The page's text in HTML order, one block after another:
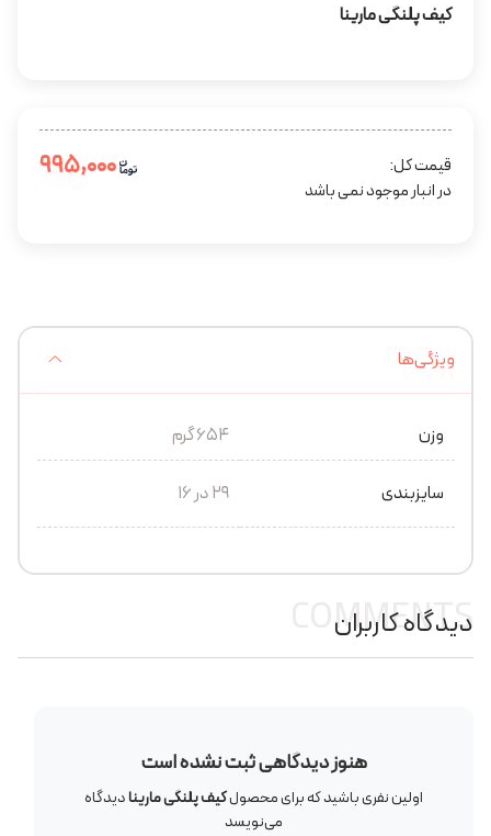
کیف پلنگی مارینا
قیمت کل:
در انبار موجود نمی باشد
ویژگی‌ها
وزن 654 گرم
سایزبندی 29 در 16
دیدگاه کاربران
COMMENTS
هنوز دیدگاهی ثبت نشده است
اولین نفری باشید که برای محصولکیف پلنگی مارینادیدگاه
می‌نویسد